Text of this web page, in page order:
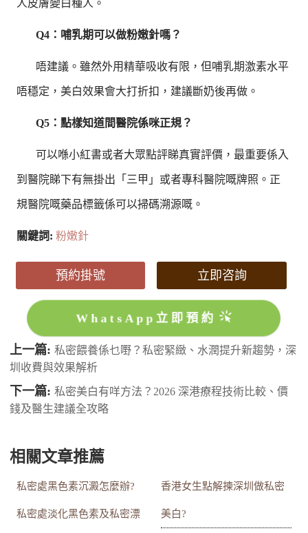
人皮膚變白種人。
Q4：哺乳期可以做粉嫩針嗎？
唔建議。雖然外用精華吸收有限，但哺乳期激素水平
唔穩定，美白效果會大打折扣，建議斷奶後再做。
Q5：點樣知道間醫院係咪正規？
可以喺小紅書或者大眾點評睇真實評價，最重要係入
到醫院睇下有無掛出「三甲」或者專科醫院嘅牌照。正
規醫院嘅藥品標籤係可以掃碼溯源嘅。
關鍵詞:粉嫩針
預約掛號 立即咨詢
WhatsApp立即預約
上一篇: 私密餵養係乜嘢？私密緊緻、水潤提升新趨勢，深
圳收費與效果解析
下一篇: 私密美白有咩方法？2026 深港療程技術比較、價
錢及醫生建議全攻略
相關文章推薦
私密處黑色素沉澱怎麼辦?
私密處淡化黑色素及私密漂
香港女生點解揀深圳做私密
美白?